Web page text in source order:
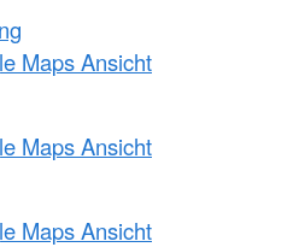
Maps Ansicht
Maps Ansicht
Maps Ansicht